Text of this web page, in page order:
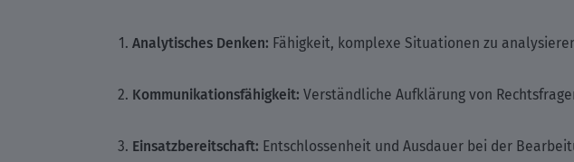
Analytisches Denken: Fähigkeit, komplexe Situationen zu
Kommunikationsfähigkeit: Verständliche Aufklärung von
Einsatzbereitschaft: Entschlossenheit und Ausdauer bei der